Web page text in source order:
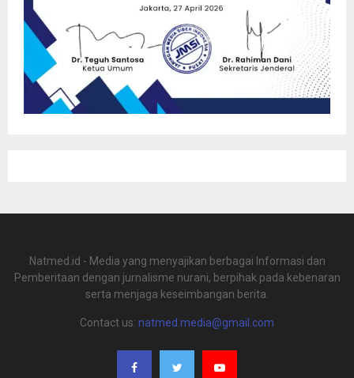
Natmed.id - Media yang menyajikan berbagai Informasi dan
Pemberitaan dengan jurnalisme nurani, berpihak pada kebenaran
serta menjaga keseimbangan berita.
Contact us: natmed.media@gmail.com